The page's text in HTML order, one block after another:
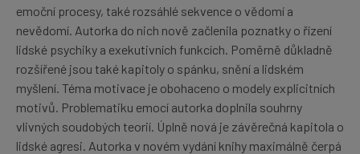
emoční procesy, také rozsáhlé sekvence o vědomí a
nevědomí. Autorka do nich nově začlenila poznatky o řízení
lidské psychiky a exekutivních funkcích. Poměrně důkladně
rozšířené jsou také kapitoly o spánku, snění a lidském
myšlení. Téma motivace je obohaceno o modely explicitních
motivů. Problematiku emocí autorka doplnila souhrny
vlivných soudobých teorií. Úplně nová je závěrečná kapitola o
lidské agresi. Autorka v novém vydání knihy maximálně čerpá